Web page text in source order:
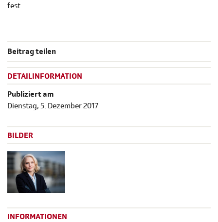
fest.
Beitrag teilen
DETAILINFORMATION
Publiziert am
Dienstag, 5. Dezember 2017
BILDER
INFORMATIONEN